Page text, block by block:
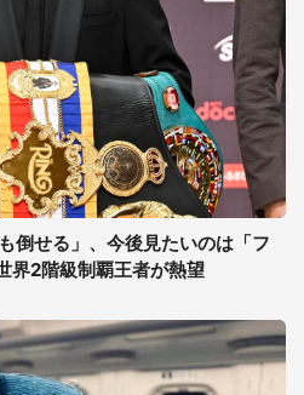
倒せる」、今後見たいのは「フ
界2階級制覇王者が熱望